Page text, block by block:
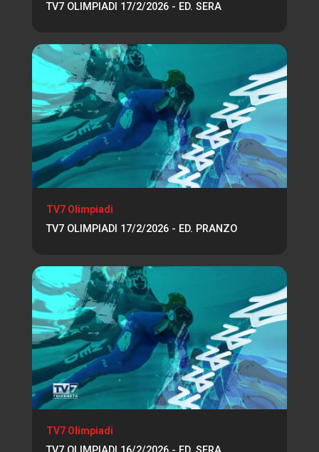
TV7 OLIMPIADI 17/2/2026 - ED. SERA
TV7 Olimpiadi
TV7 OLIMPIADI 17/2/2026 - ED. PRANZO
TV7 Olimpiadi